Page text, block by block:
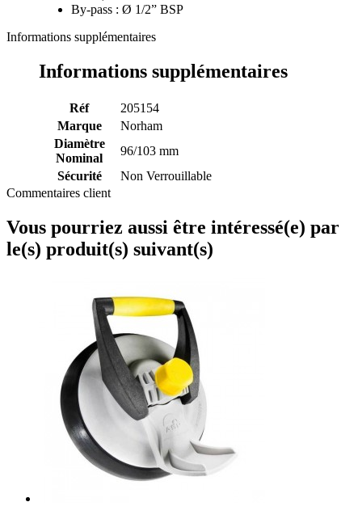
By-pass : Ø 1/2” BSP
Informations supplémentaires
Informations supplémentaires
Réf
205154
Marque
Norham
Diamètre
Nominal
96/103 mm
Sécurité
Non Verrouillable
Commentaires client
Vous pourriez aussi être intéressé(e) par
le(s) produit(s) suivant(s)